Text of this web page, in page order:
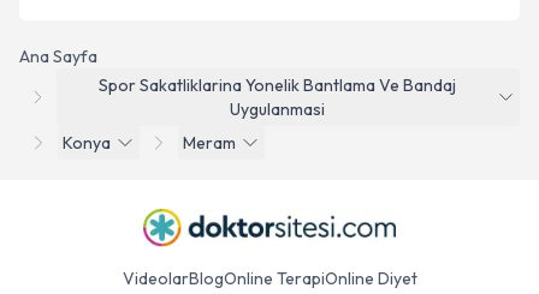
Ana Sayfa
Spor Sakatliklarina Yonelik Bantlama Ve Bandaj
Uygulanmasi
Konya
Meram
VideolarBlogOnline TerapiOnline Diyet